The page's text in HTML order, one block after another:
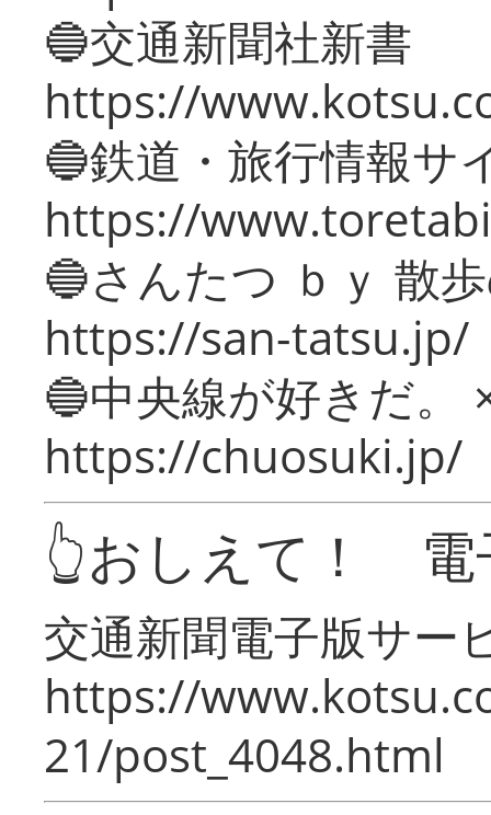
🔵交通新聞社新書
https://
🔵鉄道・旅行情報サ
https://
🔵さんたつ ｂｙ 散
https://san-tatsu.jp/
🔵中央線が好きだ。
https://chuosuki.jp/
👆おしえて！ 電
交通新聞電子版サー
https://
21/post_4048.html